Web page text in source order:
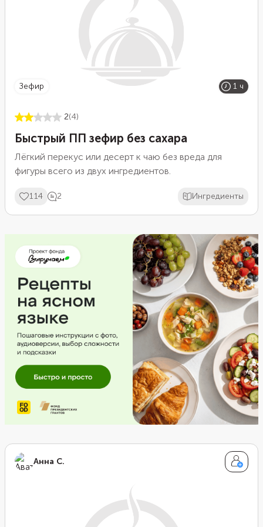
зефир 1 ч
2(4)
Быстрый ПП зефир без сахара
Лёгкий перекус или десерт к чаю без вреда для
фигуры всего из двух ингредиентов.
114 2 Ингредиенты
Анна С.